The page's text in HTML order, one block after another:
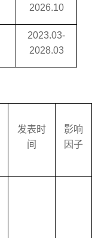
2026.10
2023.03-
2028.03
发表时
间
影响
因子